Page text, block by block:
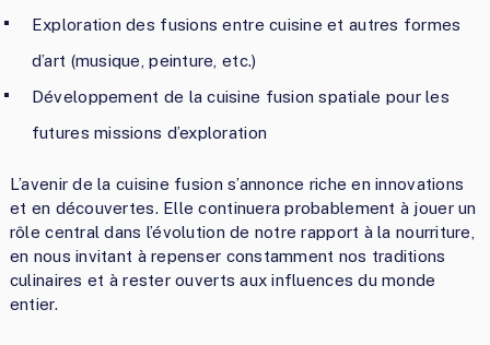
Exploration des fusions entre cuisine et autres formes
d’art (musique, peinture, etc.)
Développement de la cuisine fusion spatiale pour les
futures missions d’exploration
L’avenir de la cuisine fusion s’annonce riche en innovations
et en découvertes. Elle continuera probablement à jouer un
rôle central dans l’évolution de notre rapport à la nourriture,
en nous invitant à repenser constamment nos traditions
culinaires et à rester ouverts aux influences du monde
entier.